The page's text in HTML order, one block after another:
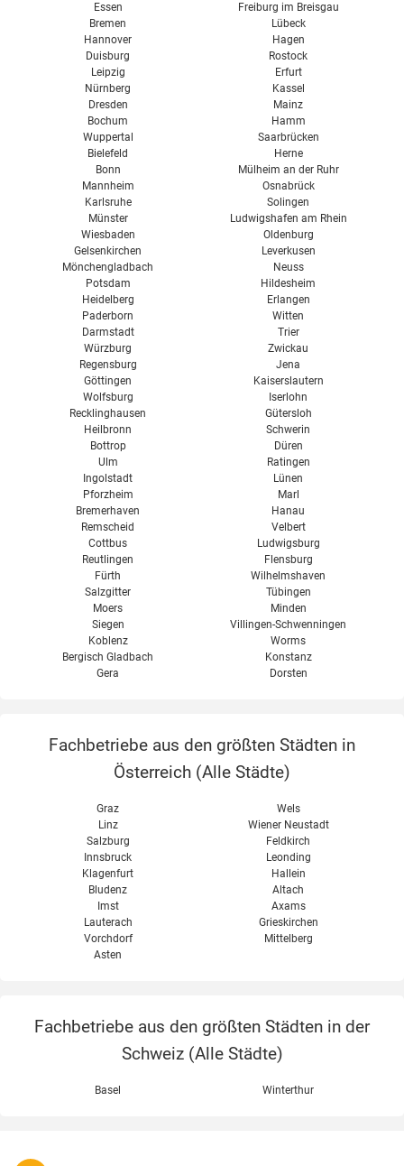
Essen
Bremen
Hannover
Duisburg
Leipzig
Nürnberg
Dresden
Bochum
Wuppertal
Bielefeld
Bonn
Mannheim
Karlsruhe
Münster
Wiesbaden
Gelsenkirchen
Mönchengladbach
Freiburg im Breisgau
Lübeck
Hagen
Rostock
Erfurt
Kassel
Mainz
Hamm
Saarbrücken
Herne
Mülheim an der Ruhr
Osnabrück
Solingen
Ludwigshafen am Rhein
Oldenburg
Leverkusen
Neuss
Potsdam
Heidelberg
Paderborn
Darmstadt
Würzburg
Regensburg
Göttingen
Wolfsburg
Recklinghausen
Heilbronn
Bottrop
Ulm
Ingolstadt
Pforzheim
Bremerhaven
Remscheid
Cottbus
Reutlingen
Fürth
Salzgitter
Moers
Siegen
Koblenz
Bergisch Gladbach
Gera
Hildesheim
Erlangen
Witten
Trier
Zwickau
Jena
Kaiserslautern
Iserlohn
Gütersloh
Schwerin
Düren
Ratingen
Lünen
Marl
Hanau
Velbert
Ludwigsburg
Flensburg
Wilhelmshaven
Tübingen
Minden
Villingen-Schwenningen
Worms
Konstanz
Dorsten
Fachbetriebe aus den größten Städten in
Österreich (Alle Städte)
Graz
Linz
Salzburg
Innsbruck
Klagenfurt
Wels
Wiener Neustadt
Feldkirch
Leonding
Hallein
Bludenz
Imst
Lauterach
Vorchdorf
Asten
Altach
Axams
Grieskirchen
Mittelberg
Fachbetriebe aus den größten Städten in der
Schweiz (Alle Städte)
Basel Winterthur